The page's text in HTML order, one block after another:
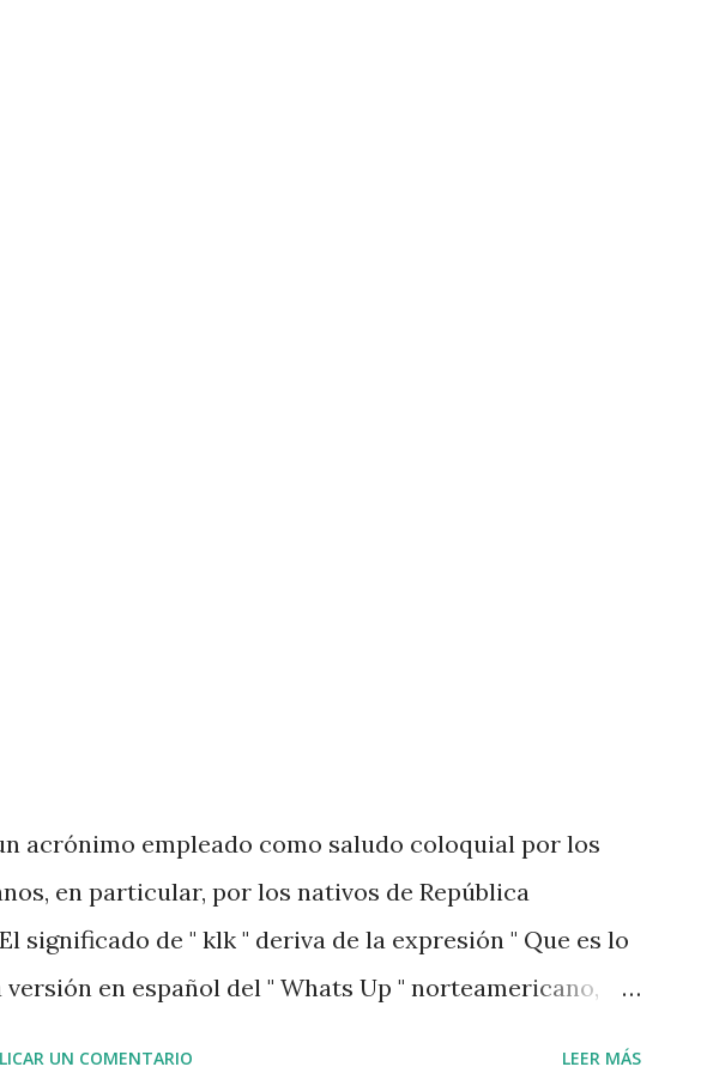
acrónimo empleado como saludo coloquial por los
en particular, por los nativos de República
significado de " klk " deriva de la expresión " Que es lo
versión en español del " Whats Up " norteamericano,
UN COMENTARIO LEER MÁS